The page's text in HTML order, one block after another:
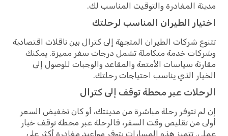
مدينة المغادرة والتوقيت المناسب لك.
اختيار الطيران المناسب لرحلتك
تتنوع شركات الطيران المتجهة إلى كترال بين ناقلات اقتصادية
وشركات خدمة متكاملة تشمل درجات سفر مميزة. يمكنك
مقارنة سياسات الأمتعة والمقاعد والوجبات للوصول إلى
الخيار الذي يناسب احتياجات رحلتك.
الرحلات عبر محطة توقف إلى كترال
إن لم تتوفر رحلة مباشرة من مدينتك، أو كان تخفيض السعر
أولى من تقليص وقت السفر، فالرحلة عبر محطة توقف خيار
عملي. تتميز هذه المسارات بتوفر مواعيد مغادرة أكثر على